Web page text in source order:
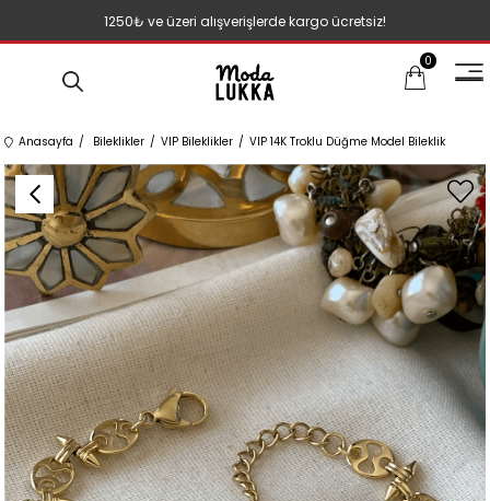
1250₺ ve üzeri alışverişlerde kargo ücretsiz!
0
Anasayfa Bileklikler VIP Bileklikler VIP 14K Troklu Düğme Model Bileklik